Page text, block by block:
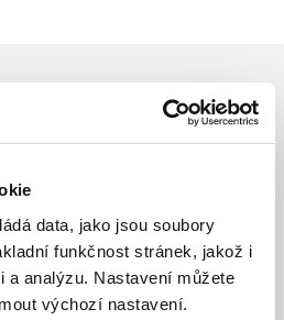
data, jako jsou soubory
funkčnost stránek, jakož i
a analýzu. Nastavení můžete
výchozí nastavení.